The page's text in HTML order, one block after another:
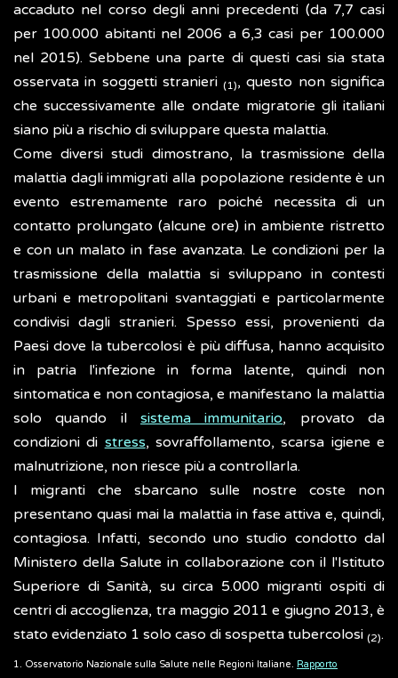
accaduto nel corso degli anni precedenti (da 7,7 casi
per 100.000 abitanti nel 2006 a 6,3 casi per 100.000
nel 2015). Sebbene una parte di questi casi sia stata
osservata in soggetti stranieri(1), questo non significa
che successivamente alle ondate migratorie gli italiani
siano più a rischio di sviluppare questa malattia.
Come diversi studi dimostrano, la trasmissione della
malattia dagli immigrati alla popolazione residente è un
evento estremamente raro poiché necessita di un
contatto prolungato (alcune ore) in ambiente ristretto
e con un malato in fase avanzata. Le condizioni per la
trasmissione della malattia si sviluppano in contesti
urbani e metropolitani svantaggiati e particolarmente
condivisi dagli stranieri. Spesso essi, provenienti da
Paesi dove la tubercolosi è più diffusa, hanno acquisito
in patria l'infezione in forma latente, quindi non
sintomatica e non contagiosa, e manifestano la malattia
solo quando il sistema immunitario, provato da
condizioni di stress, sovraffollamento, scarsa igiene e
malnutrizione, non riesce più a controllarla.
I migranti che sbarcano sulle nostre coste non
presentano quasi mai la malattia in fase attiva e, quindi,
contagiosa. Infatti, secondo uno studio condotto dal
Ministero della Salute in collaborazione con il l'Istituto
Superiore di Sanità, su circa 5.000 migranti ospiti di
centri di accoglienza, tra maggio 2011 e giugno 2013, è
stato evidenziato 1 solo caso di sospetta tubercolosi (2).
1. Osservatorio Nazionale sulla Salute nelle Regioni Italiane. Rapporto